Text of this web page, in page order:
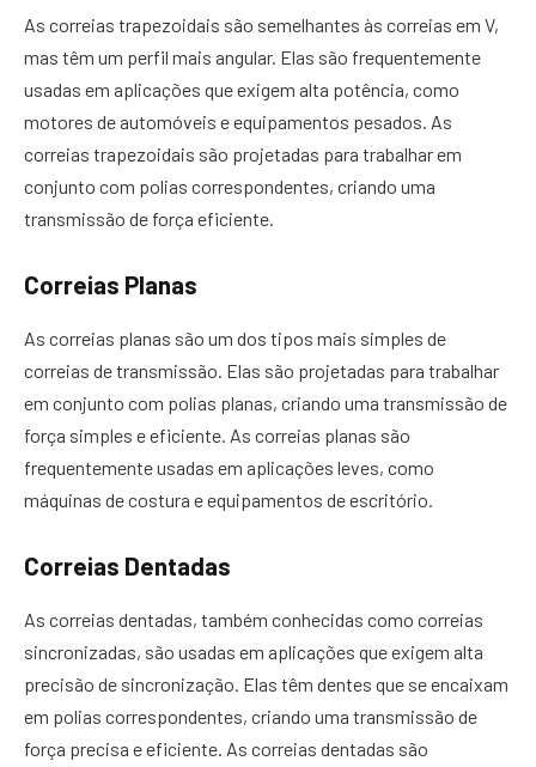
As correias trapezoidais são semelhantes às correias em V,
mas têm um perfil mais angular. Elas são frequentemente
usadas em aplicações que exigem alta potência, como
motores de automóveis e equipamentos pesados. As
correias trapezoidais são projetadas para trabalhar em
conjunto com polias correspondentes, criando uma
transmissão de força eficiente.
Correias Planas
As correias planas são um dos tipos mais simples de
correias de transmissão. Elas são projetadas para trabalhar
em conjunto com polias planas, criando uma transmissão de
força simples e eficiente. As correias planas são
frequentemente usadas em aplicações leves, como
máquinas de costura e equipamentos de escritório.
Correias Dentadas
As correias dentadas, também conhecidas como correias
sincronizadas, são usadas em aplicações que exigem alta
precisão de sincronização. Elas têm dentes que se encaixam
em polias correspondentes, criando uma transmissão de
força precisa e eficiente. As correias dentadas são